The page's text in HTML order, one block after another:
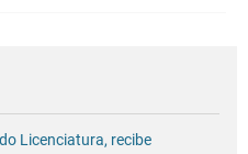
Licenciatura, recibe